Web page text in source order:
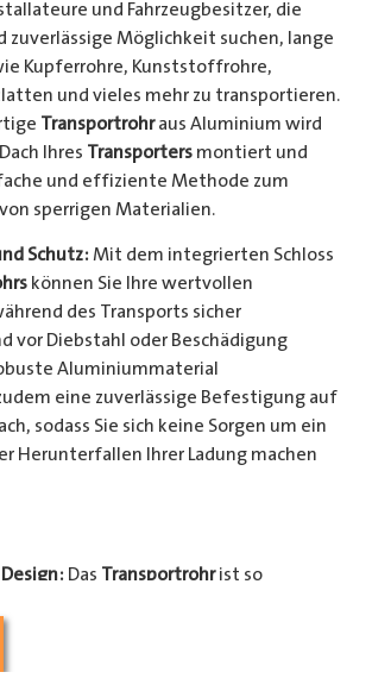
und Fahrzeugbesitzer, die
zuverlässige Möglichkeit suchen, lange
Kupferrohre, Kunststoffrohre,
und vieles mehr zu transportieren.
Transportrohraus Aluminium wird
Ihres Transportersmontiert und
und effiziente Methode zum
sperrigen Materialien.
Schutz: Mit dem integrierten Schloss
können Sie Ihre wertvollen
des Transports sicher
vor Diebstahl oder Beschädigung
Aluminiummaterial
eine zuverlässige Befestigung auf
sodass Sie sich keine Sorgen um ein
Herunterfallen Ihrer Ladung machen
Das Transportrohrist so
und einfach transportieren kann